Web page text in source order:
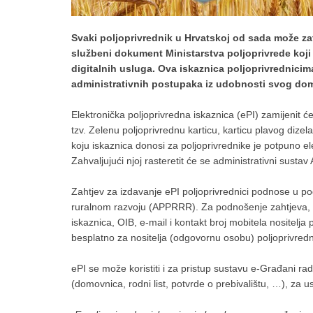
Svaki poljoprivrednik u Hrvatskoj od sada može
službeni dokument Ministarstva poljoprivrede
digitalnih usluga. Ova iskaznica
administrativnih postupaka iz udobnosti svog
Elektronička poljoprivredna iskaznica (ePI) zamijenit
tzv. Zelenu poljoprivrednu karticu, karticu plavog
koju iskaznica donosi za poljoprivrednike je potpuno
Zahvaljujući njoj rasteretit će se administrativni
Zahtjev za izdavanje ePI poljoprivrednici podnose u
ruralnom razvoju (APPRRR). Za podnošenje
iskaznica, OIB, e-mail i kontakt broj mobitela
besplatno za nositelja (odgovornu osobu)
ePI se može koristiti i za pristup sustavu e-Građani
(domovnica, rodni list, potvrde o prebivalištu, …), za